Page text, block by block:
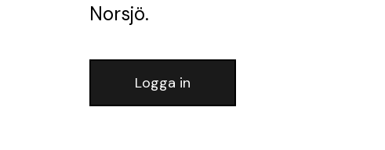
Norsjö.
Logga in